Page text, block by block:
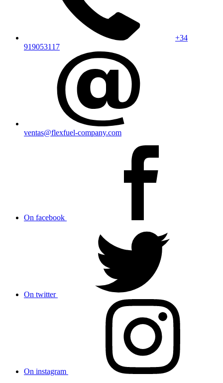
+34
919053117
ventas@flexfuel-company.com
On facebook
On twitter
On instagram